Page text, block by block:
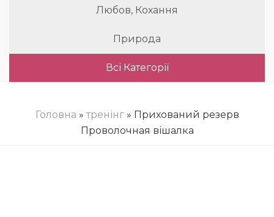
Любов, Кохання
Природа
Всі Категорії
Головна »тренінг» Прихований резерв
Проволочная вішалка